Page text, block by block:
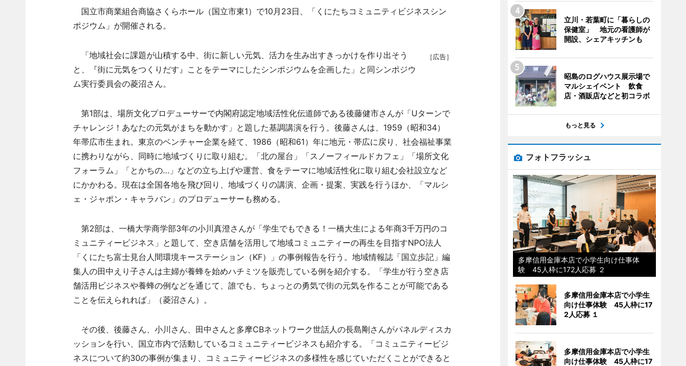
国立市商業組合商協さくらホール（国立市東1）で10月23日、「くにたちコミュニティビジネスシン
ポジウム」が開催される。
［広告］
「地域社会に課題が山積する中、街に新しい元気、活力を生み出すきっかけを作り出そう
と、『街に元気をつくりだす』ことをテーマにしたシンポジウムを企画した」と同シンポジウ
ム実行委員会の菱沼さん。
第1部は、場所文化プロデューサーで内閣府認定地域活性化伝道師である後藤健市さんが「Uターンで
チャレンジ！あなたの元気がまちを動かす」と題した基調講演を行う。後藤さんは、1959（昭和34）
年帯広市生まれ。東京のベンチャー企業を経て、1986（昭和61）年に地元・帯広に戻り、社会福祉事業
に携わりながら、同時に地域づくりに取り組む。「北の屋台」「スノーフィールドカフェ」「場所文化
フォーラム」「とかちの…」などの立ち上げや運営、食をテーマに地域活性化に取り組む会社設立など
にかかわる。現在は全国各地を飛び回り、地域づくりの講演、企画・提案、実践を行うほか、「マルシ
ェ・ジャポン・キャラバン」のプロデューサーも務める。
第2部は、一橋大学商学部3年の小川真澄さんが「学生でもできる！一橋大生による年商3千万円のコ
ミュニティービジネス」と題して、空き店舗を活用して地域コミュニティーの再生を目指すNPO法人
「くにたち富士見台人間環境キーステーション（KF）」の事例報告を行う。地域情報誌「国立歩記」編
集人の田中えり子さんは主婦が養蜂を始めハチミツを販売している例を紹介する。「学生が行う空き店
舗活用ビジネスや養蜂の例などを通じて、誰でも、ちょっとの勇気で街の元気を作ることが可能である
ことを伝えられれば」（菱沼さん）。
その後、後藤さん、小川さん、田中さんと多摩CBネットワーク世話人の長島剛さんがパネルディスカ
ッションを行い、国立市内で活動しているコミュニティービジネスも紹介する。「コミュニティービジ
ネスについて約30の事例が集まり、コミュニティービジネスの多様性を感じていただくことができると
立川・若葉町に「暮らしの
保健室」 地元の看護師が
開設、シェアキッチンも
昭島のログハウス展示場で
マルシェイベント 飲食
店・酒販店などと初コラボ
もっと見る
フォトフラッシュ
多摩信用金庫本店で小学生向け仕事体
験 45人枠に172人応募 ２
多摩信用金庫本店で小学生
向け仕事体験 45人枠に17
2人応募 １
多摩信用金庫本店で小学生
向け仕事体験 45人枠に17